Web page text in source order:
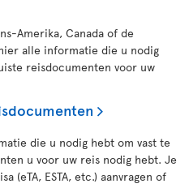
Amerika, Canada of de
alle informatie die u nodig
reisdocumenten voor uw
die u nodig hebt om vast te
u voor uw reis nodig hebt. Je
(eTA, ESTA, etc.) aanvragen of